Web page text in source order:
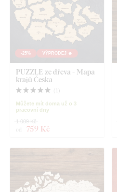
-25% VÝPRODEJ 🔥
PUZZLE ze dřeva - Mapa
krajů Česka
( 1 )
Můžete mít doma už o 3
pracovní dny
od 759 Kč
1 009 Kč